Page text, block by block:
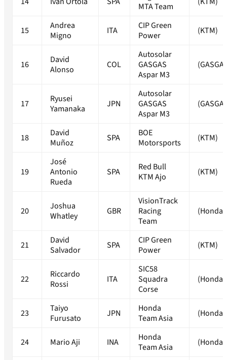
MTA Team
15
Andrea
Migno
ITA
CIP Green
Power
(KTM)
16
David
Alonso
COL
Autosolar
GASGAS
Aspar M3
17
Ryusei
Yamanaka
JPN
Autosolar
GASGAS
Aspar M3
18
David
Muñoz
SPA
BOE
Motorsports
(KTM)
19
José
Antonio
Rueda
SPA
Red Bull
KTM Ajo
(KTM)
20
Joshua
Whatley
GBR
VisionTrack
Racing
Team
(Honda)
21
David
Salvador
SPA
CIP Green
Power
(KTM)
22
Riccardo
Rossi
ITA
SIC58
Squadra
Corse
(Honda)
23
Taiyo
Furusato
JPN
Honda
Team Asia
(Honda)
24 Mario Aji INA
Honda
Team Asia
(Honda)